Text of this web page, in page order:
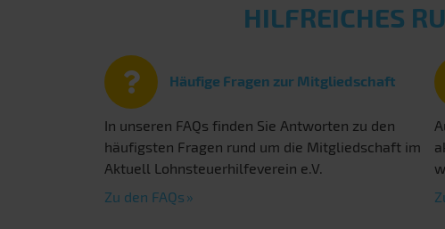
HILFREICHES
Häufige Fragen zur Mitgliedschaft
In unseren FAQs finden Sie Antworten zu den
häufigsten Fragen rund um die Mitgliedschaft im
Aktuell Lohnsteuerhilfeverein e.V.
Zu den FAQs